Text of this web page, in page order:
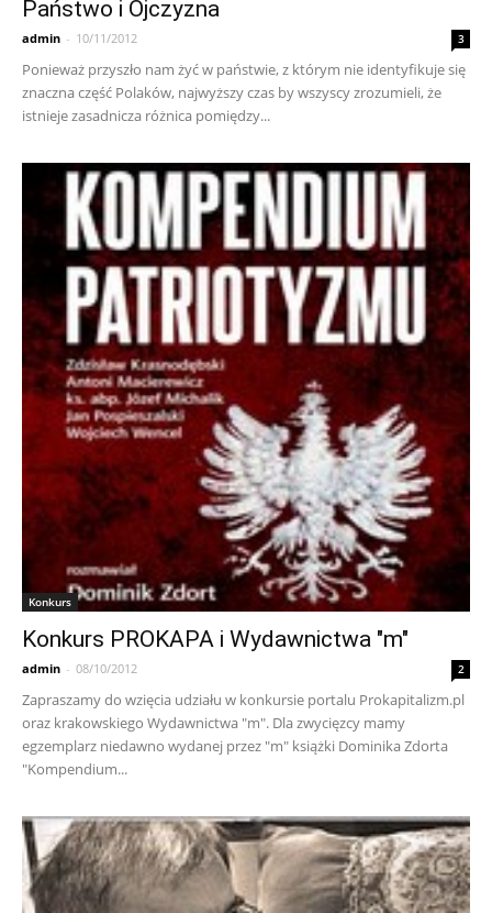
Państwo i Ojczyzna
admin - 10/11/2012 3
Ponieważ przyszło nam żyć w państwie, z którym nie identyfikuje się
znaczna część Polaków, najwyższy czas by wszyscy zrozumieli, że
istnieje zasadnicza różnica pomiędzy...
Konkurs
Konkurs PROKAPA i Wydawnictwa "m"
admin - 08/10/2012 2
Zapraszamy do wzięcia udziału w konkursie portalu Prokapitalizm.pl
oraz krakowskiego Wydawnictwa "m". Dla zwycięzcy mamy
egzemplarz niedawno wydanej przez "m" książki Dominika Zdorta
"Kompendium...